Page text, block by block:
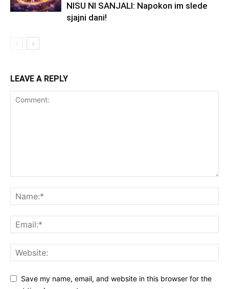
NISU NI SANJALI: Napokon im slede
sjajni dani!
LEAVE A REPLY
Save my name, email, and website in this browser for the